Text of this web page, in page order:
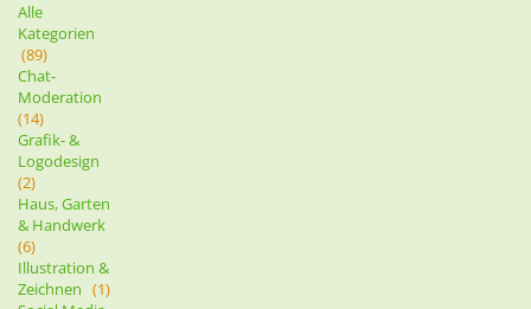
Alle
Kategorien
(89)
Chat-
Moderation
(14)
Grafik- &
Logodesign
(2)
Haus, Garten
& Handwerk
(6)
Illustration &
Zeichnen (1)